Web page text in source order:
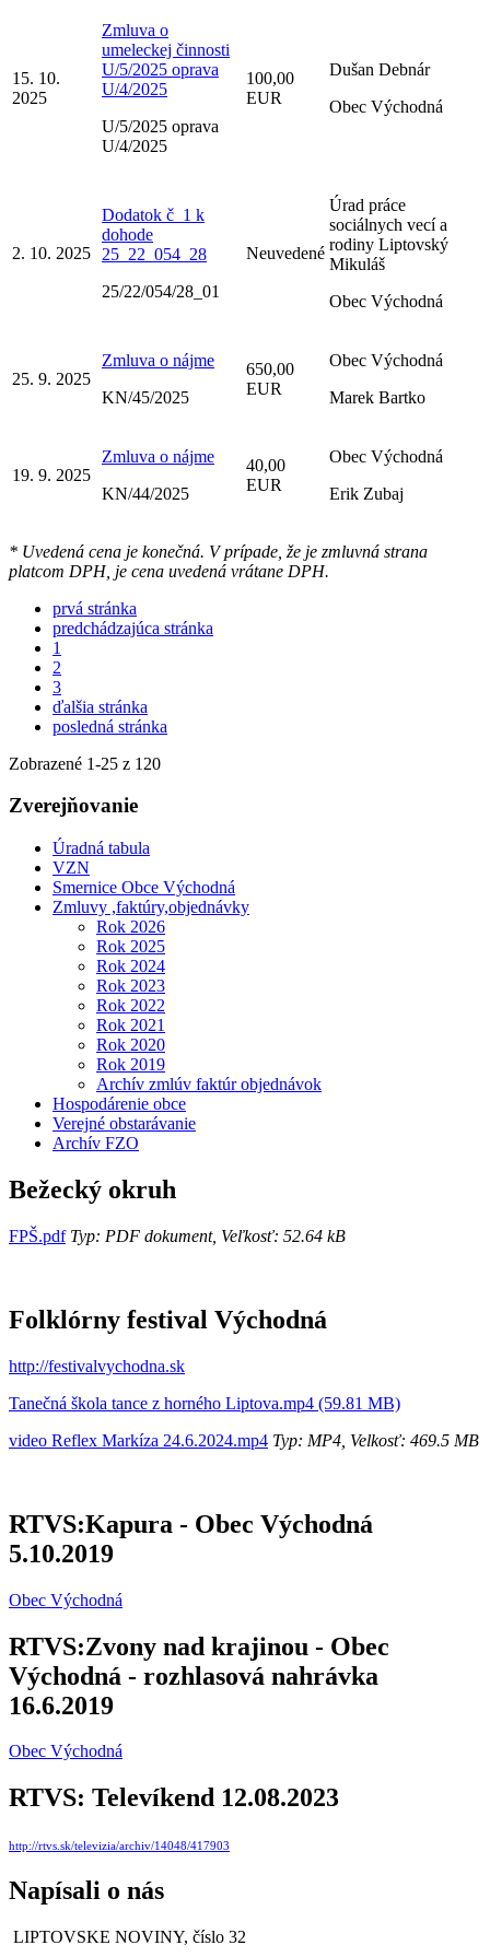
15. 10.
2025
Zmluva o
umeleckej činnosti
U/5/2025 oprava
U/4/2025
U/5/2025 oprava
U/4/2025
100,00
EUR
Dušan Debnár
Obec Východná
2. 10. 2025
Dodatok č_1 k
dohode
25_22_054_28
25/22/054/28_01
Neuvedené
Úrad práce
sociálnych vecí a
rodiny Liptovský
Mikuláš
Obec Východná
25. 9. 2025
Zmluva o nájme
KN/45/2025
650,00
EUR
Obec Východná
Marek Bartko
19. 9. 2025
Zmluva o nájme
KN/44/2025
40,00
EUR
Obec Východná
Erik Zubaj
* Uvedená cena je konečná. V prípade, že je zmluvná strana
platcom DPH, je cena uvedená vrátane DPH.
prvá stránka
predchádzajúca stránka
1
2
3
ďalšia stránka
posledná stránka
Zobrazené 1-25 z 120
Zverejňovanie
Úradná tabula
VZN
Smernice Obce Východná
Zmluvy ,faktúry,objednávky
Rok 2026
Rok 2025
Rok 2024
Rok 2023
Rok 2022
Rok 2021
Rok 2020
Rok 2019
Archív zmlúv faktúr objednávok
Hospodárenie obce
Verejné obstarávanie
Archív FZO
Bežecký okruh
FPŠ.pdfTyp: PDF dokument, Veľkosť: 52.64 kB
Folklórny festival Východná
http://festivalvychodna.sk
Tanečná škola tance z horného Liptova.mp4 (59.81 MB)
video Reflex Markíza 24.6.2024.mp4 Typ: MP4, Velkosť: 469.5 MB
RTVS:Kapura - Obec Východná
5.10.2019
Obec Východná
RTVS:Zvony nad krajinou - Obec
Východná - rozhlasová nahrávka
16.6.2019
Obec Východná
RTVS: Televíkend 12.08.2023
http://rtvs.sk/televizia/archiv/14048/417903
Napísali o nás
LIPTOVSKE NOVINY, číslo 32